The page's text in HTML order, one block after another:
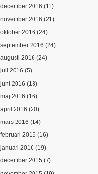
december 2016 (11)
november 2016 (21)
oktober 2016 (24)
september 2016 (24)
augusti 2016 (24)
juli 2016 (5)
juni 2016 (13)
maj 2016 (16)
april 2016 (20)
mars 2016 (14)
februari 2016 (16)
januari 2016 (19)
december 2015 (7)